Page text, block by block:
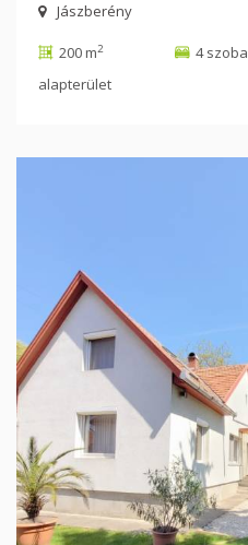
Jászberény
200 m2
alapterület
4 szoba